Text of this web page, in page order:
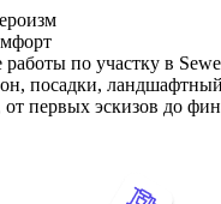
по участку в
посадки,
первых эскизов до